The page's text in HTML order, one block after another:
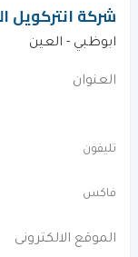
شركة انتركويل
ابوظبي - العين
العنوان
تليفون
فاكس
الموقع الالكترونى